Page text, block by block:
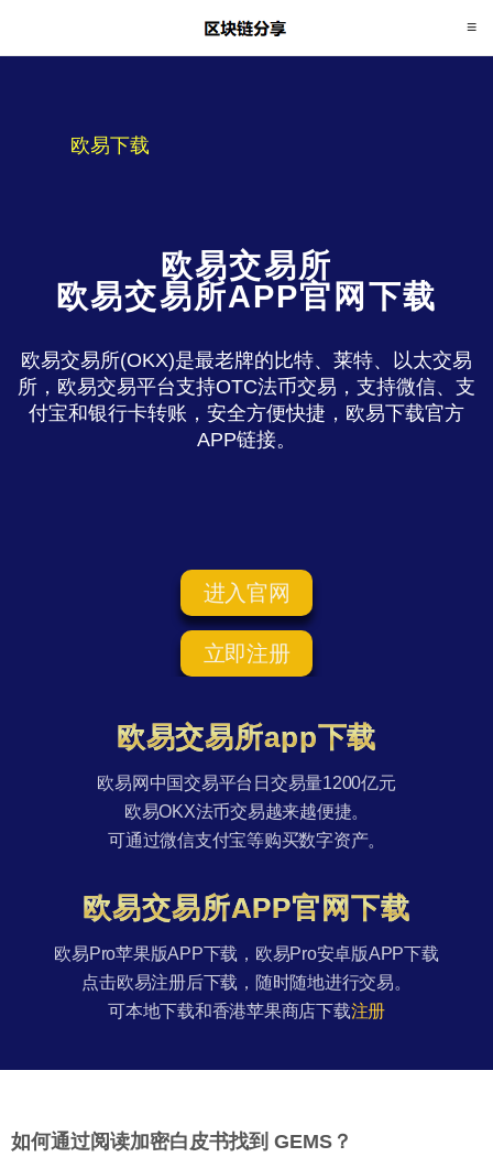
欧易下载
欧易交易所
欧易交易所APP官网下载
欧易交易所(OKX)是最老牌的比特、莱特、以太交易
所，欧易交易平台支持OTC法币交易，支持微信、支
付宝和银行卡转账，安全方便快捷，欧易下载官方
APP链接。
进入官网
立即注册
欧易交易所app下载
欧易网中国交易平台日交易量1200亿元
欧易OKX法币交易越来越便捷。
可通过微信支付宝等购买数字资产。
欧易交易所APP官网下载
欧易Pro苹果版APP下载，欧易Pro安卓版APP下载
点击欧易注册后下载，随时随地进行交易。
可本地下载和香港苹果商店下载注册
如何通过阅读加密白皮书找到 GEMS？